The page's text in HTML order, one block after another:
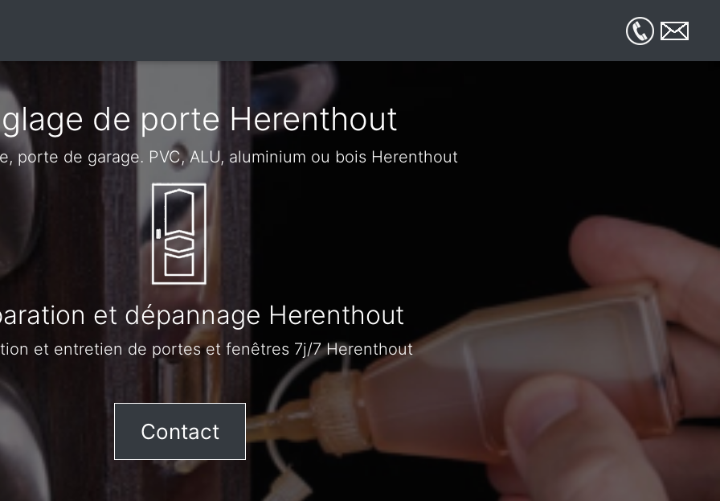
de porte Herenthout
porte de garage. PVC, ALU, aluminium ou bois Herenthout
et dépannage Herenthout
et entretien de portes et fenêtres 7j/7 Herenthout
Contact